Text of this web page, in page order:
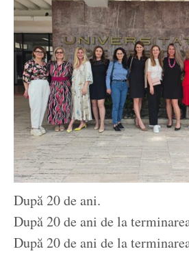
După 20 de ani.
După 20 de ani de la
După 20 de ani de la